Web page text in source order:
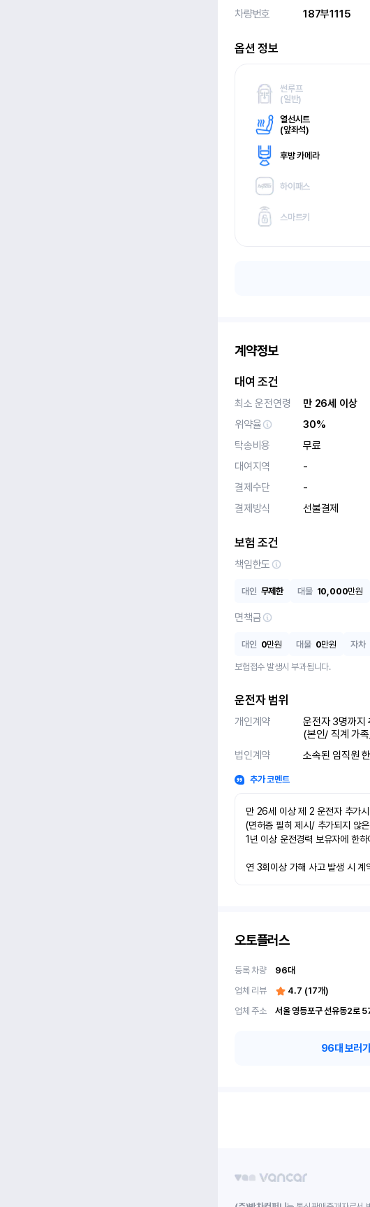
차량번호
187부1115
옵션 정보
썬루프
(일반)
열선시트
(앞좌석)
후방 카메라
하이패스
스마트키
계약정보
대여 조건
최소 운전연령
만 26세 이상
위약율
30%
탁송비용
무료
대여지역
-
결제수단
-
결제방식
선불결제
보험 조건
책임한도
대인 무제한 대물 10,000만원
면책금
대인 0만원 대물 0만원 자차
보험접수 발생시 부과됩니다.
운전자 범위
개인계약
운전자 3명까지
(본인/ 직계 가
법인계약
소속된 임직원
추가 코멘트
만 26세 이상 제 2 운전자 추가
(면허증 필히 제시/ 추가되지 않
1년 이상 운전경력 보유자에 한
연 3회이상 가해 사고 발생 시 계
오토플러스
등록 차량 96대
업체 리뷰
4.7 (17개)
업체 주소
96대 보러